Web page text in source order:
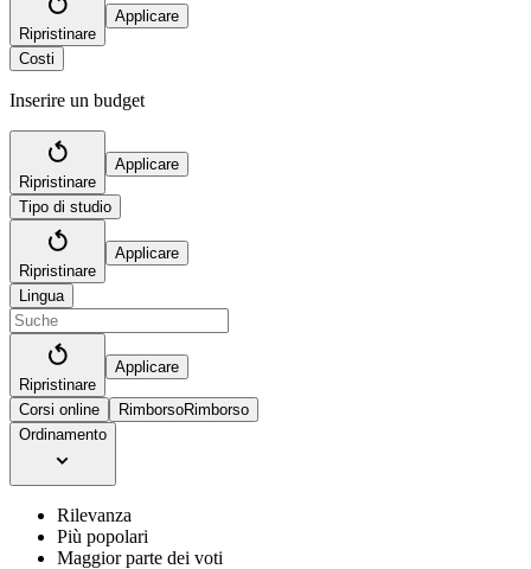
Ripristinare
Applicare
Costi
Inserire un budget
Ripristinare
Applicare
Tipo di studio
Ripristinare
Applicare
Lingua
Ripristinare
Applicare
Corsi online RimborsoRimborso
Ordinamento
Rilevanza
Più popolari
Maggior parte dei voti